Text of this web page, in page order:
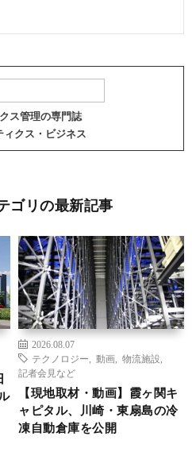
ス管理の専門誌
ィクス・ビジネス
ゴリの最新記事
2026.08.07
テクノロジー
動画 物流施設
記者会見など
【現地取材・動画】霞ヶ関キ
ャピタル、川崎・東扇島の冷
凍自動倉庫を公開